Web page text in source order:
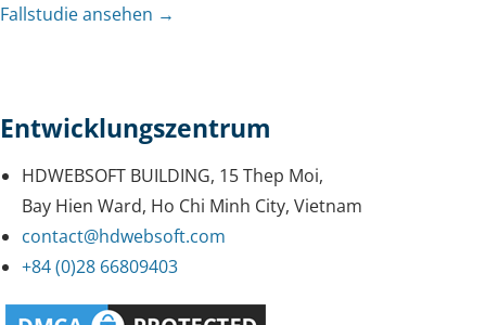
Fallstudie ansehen →
Entwicklungszentrum
HDWEBSOFT BUILDING, 15 Thep Moi,
Bay Hien Ward, Ho Chi Minh City, Vietnam
contact@hdwebsoft.com
+84 (0)28 66809403